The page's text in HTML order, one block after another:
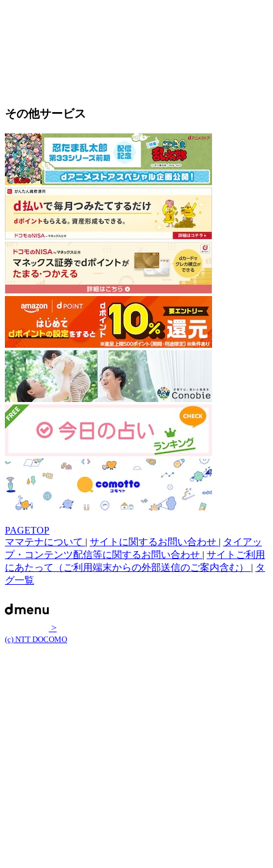
その他サービス
PAGETOP
ママテナについて | サイトに関するお問い合わせ | タイアッ
プ・コンテンツ配信等に関するお問い合わせ | サイトご利用
にあたって（ご利用端末からの外部送信のご案内含む） | タ
グ一覧
>
(c) NTT DOCOMO